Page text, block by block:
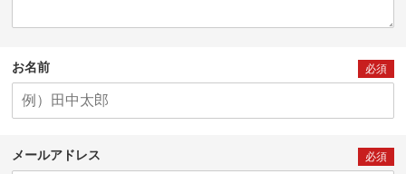
お名前 必須
メールアドレス 必須